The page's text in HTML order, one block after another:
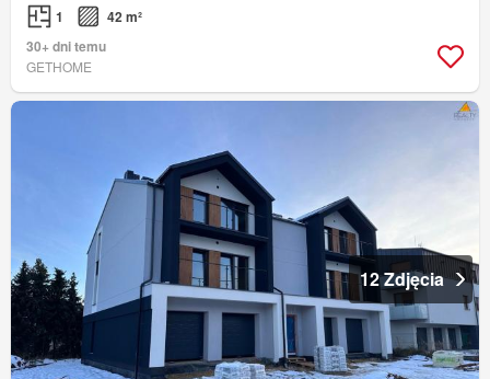
1
42 m²
30+ dni temu
GETHOME
12 Zdjęcia